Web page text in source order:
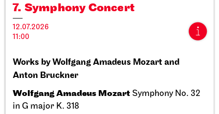
7. Symphony Concert
12.07.2026
11:00
Works by Wolfgang Amadeus Mozart and
Anton Bruckner
Wolfgang Amadeus Mozart Symphony No. 32
in G major K. 318
Stuttgart Ballet StadtPalais
Presentation of the Stuttgart
Ballet Annual